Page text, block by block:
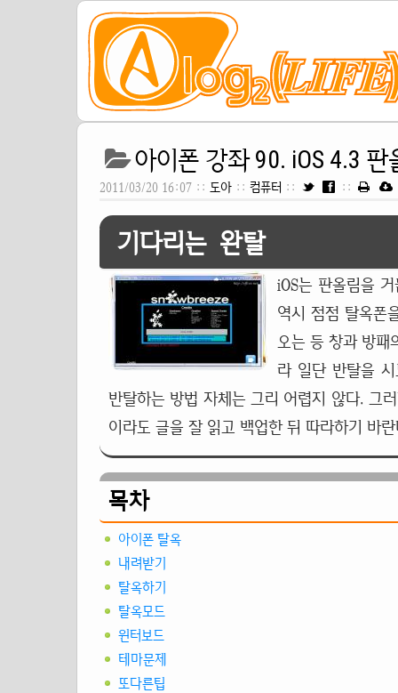
아이폰 강좌 90. iOS 4.3
2011/03/20 16:07 :: 도아 :: 컴퓨터 :: ::
기다리는 완탈
iOS는 판올림을
역시 점점 탈옥폰
오는 등 창과 방
라 일단 반탈을 시
반탈하는 방법 자체는 그리 어렵지 않다. 그
이라도 글을 잘 읽고 백업한 뒤 따라하기 바
목차
아이폰 탈옥
내려받기
탈옥하기
탈옥모드
윈터보드
테마문제
또다른팁